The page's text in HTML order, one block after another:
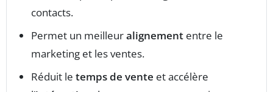
contacts.
Permet un meilleuralignement entre le
marketing et les ventes.
Réduit le temps de vente et accélère